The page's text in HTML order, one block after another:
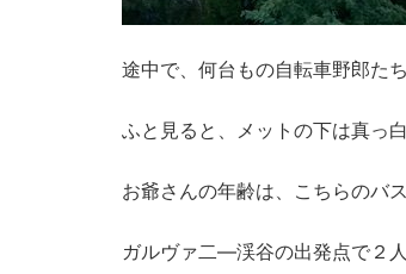
途中で、何台もの自転車野郎た
ふと見ると、メットの下は真っ
お爺さんの年齢は、こちらのバ
ガルヴァ二―渓谷の出発点で２